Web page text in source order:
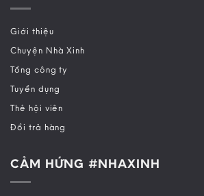
Giới thiệu
Chuyện Nhà Xinh
Tổng công ty
Tuyển dụng
Thẻ hội viên
Đổi trả hàng
CẢM HỨNG #NHAXINH